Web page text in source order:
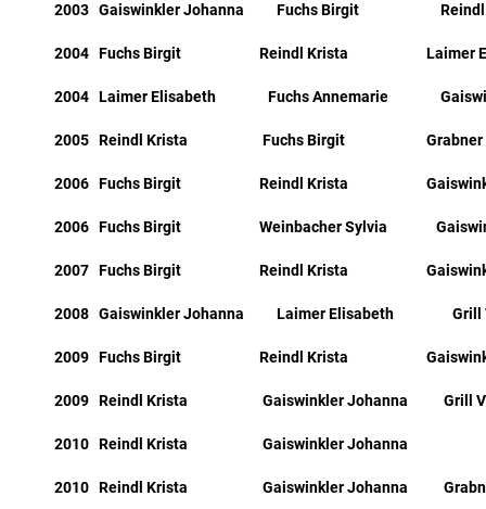
2003 Gaiswinkler Johanna Fuchs Birgit Reindl
2004 Fuchs Birgit Reindl Krista Laimer
2004 Laimer Elisabeth Fuchs Annemarie
2005 Reindl Krista Fuchs Birgit Grabner
2006 Fuchs Birgit Reindl Krista Gaiswinkler
2006 Fuchs Birgit Weinbacher Sylvia
2007 Fuchs Birgit Reindl Krista Gaiswinkler
2008 Gaiswinkler Johanna Laimer Elisabeth Grill
2009 Fuchs Birgit Reindl Krista Gaiswinkler
2009 Reindl Krista Gaiswinkler Johanna Grill
2010 Reindl Krista Gaiswinkler Johanna
2010 Reindl Krista Gaiswinkler Johanna